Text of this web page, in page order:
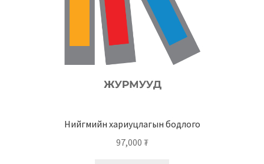
Нийгмийн хариуцлагын бодлого
97,000 ₮